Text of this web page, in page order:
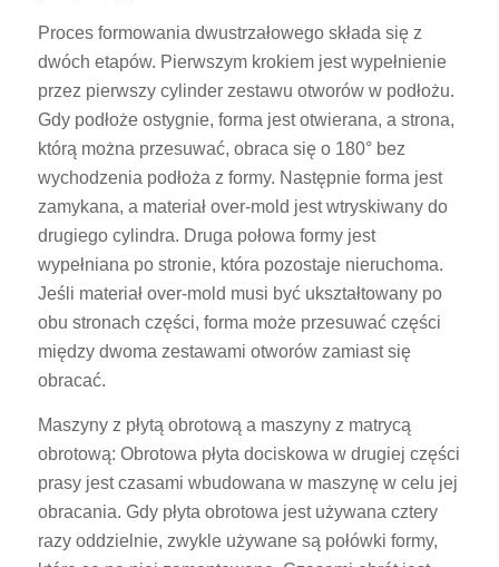
Proces formowania dwustrzałowego składa się z
dwóch etapów. Pierwszym krokiem jest wypełnienie
przez pierwszy cylinder zestawu otworów w podłożu.
Gdy podłoże ostygnie, forma jest otwierana, a strona,
którą można przesuwać, obraca się o 180° bez
wychodzenia podłoża z formy. Następnie forma jest
zamykana, a materiał over-mold jest wtryskiwany do
drugiego cylindra. Druga połowa formy jest
wypełniana po stronie, która pozostaje nieruchoma.
Jeśli materiał over-mold musi być ukształtowany po
obu stronach części, forma może przesuwać części
między dwoma zestawami otworów zamiast się
obracać.
Maszyny z płytą obrotową a maszyny z matrycą
obrotową: Obrotowa płyta dociskowa w drugiej części
prasy jest czasami wbudowana w maszynę w celu jej
obracania. Gdy płyta obrotowa jest używana cztery
razy oddzielnie, zwykle używane są połówki formy,